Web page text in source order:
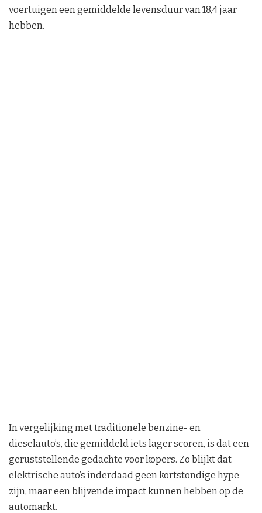
voertuigen een gemiddelde levensduur van 18,4 jaar
hebben.
In vergelijking met traditionele benzine- en
dieselauto’s, die gemiddeld iets lager scoren, is dat een
geruststellende gedachte voor kopers. Zo blijkt dat
elektrische auto’s inderdaad geen kortstondige hype
zijn, maar een blijvende impact kunnen hebben op de
automarkt.